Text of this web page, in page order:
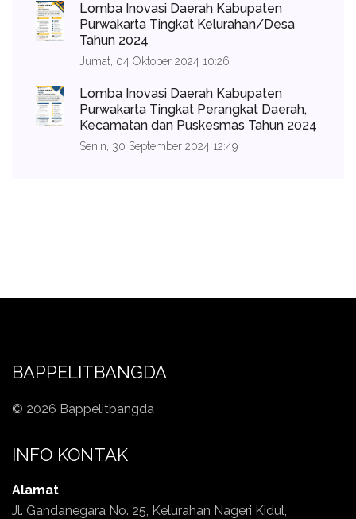
Lomba Inovasi Daerah Kabupaten
Purwakarta Tingkat Kelurahan/Desa
Tahun 2024
Jumat, 04 Oktober 2024 10:26
Lomba Inovasi Daerah Kabupaten
Purwakarta Tingkat Perangkat Daerah,
Kecamatan dan Puskesmas Tahun 2024
Senin, 30 September 2024 12:49
BAPPELITBANGDA
© 2026 Bappelitbangda
INFO KONTAK
Alamat
Jl. Gandanegara No. 25, Kelurahan Nageri Kidul,